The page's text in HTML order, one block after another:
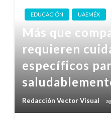
EDUCACIÓN UAEMÉX
Más que
requieren
específicos
Redacción Vector Visual